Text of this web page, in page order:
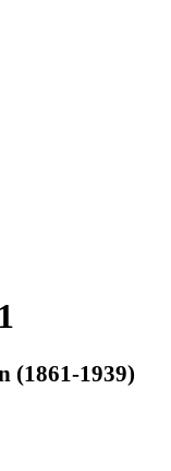
(1861-1939)